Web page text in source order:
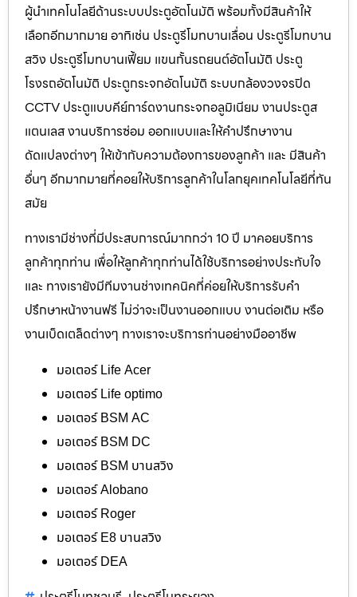
ผู้นำเทคโนโลยีด้านระบบประตูอัตโนมัติ พร้อมทั้งมีสินค้าให้
เลือกอีกมากมาย อาทิเช่น ประตูรีโมทบานเลื่อน ประตูรีโมทบาน
สวิง ประตูรีโมทบานเฟี้ยม แขนกั้นรถยนต์อัตโนมัติ ประตู
โรงรถอัตโนมัติ ประตูกระจกอัตโนมัติ ระบบกล้องวงจรปิด
CCTV ประตูแบบคีย์การ์ดงานกระจกอลูมิเนียม งานประตูส
แตนเลส งานบริการซ่อม ออกแบบและให้คำปรึกษางาน
ดัดแปลงต่างๆ ให้เข้ากับความต้องการของลูกค้า และ มีสินค้า
อื่นๆ อีกมากมายที่คอยให้บริการลูกค้าในโลกยุคเทคโนโลยีที่ทัน
สมัย
ทางเรามีช่างที่มีประสบการณ์มากกว่า 10 ปี มาคอยบริการ
ลูกค้าทุกท่าน เพื่อให้ลูกค้าทุกท่านได้ใช้บริการอย่างประทับใจ
และ ทางเรายังมีทีมงานช่างเทคนิคที่ค่อยให้บริการรับคำ
ปรึกษาหน้างานฟรี ไม่ว่าจะเป็นงานออกแบบ งานต่อเติม หรือ
งานเบ็ดเตล็ดต่างๆ ทางเราจะบริการท่านอย่างมืออาชีพ
มอเตอร์ Life Acer
มอเตอร์ Life optimo
มอเตอร์ BSM AC
มอเตอร์ BSM DC
มอเตอร์ BSM บานสวิง
มอเตอร์ Alobano
มอเตอร์ Roger
มอเตอร์ E8 บานสวิง
มอเตอร์ DEA